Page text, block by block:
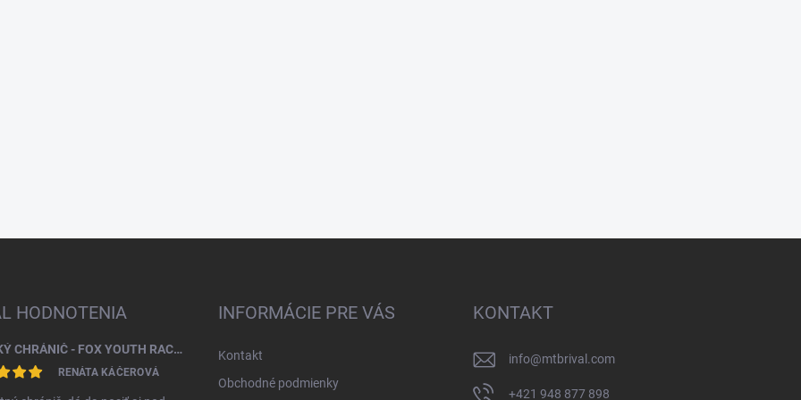
HODNOTENIA
DETSKÝ CHRÁNIČ - FOX YOUTH RACEFRAME IMPACT CE CHEST GUARD
RENÁTA KÁČEROVÁ
INFORMÁCIE PRE VÁS
Kontakt
Obchodné podmienky
KONTAKT
info@mtbrival.com
+421 948 877 898